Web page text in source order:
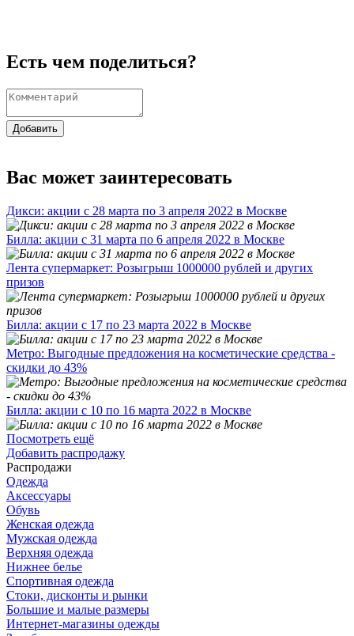
Есть чем поделиться?
Добавить
Вас может заинтересовать
Дикси: акции с 28 марта по 3 апреля 2022 в Москве
Билла: акции с 31 марта по 6 апреля 2022 в Москве
Лента супермаркет: Розыгрыш 1000000 рублей и других
призов
Билла: акции с 17 по 23 марта 2022 в Москве
Метро: Выгодные предложения на косметические средства -
скидки до 43%
Билла: акции с 10 по 16 марта 2022 в Москве
Посмотреть ещё
Добавить распродажу
Распродажи
Одежда
Аксессуары
Обувь
Женская одежда
Мужская одежда
Верхняя одежда
Нижнее белье
Спортивная одежда
Стоки, дисконты и рынки
Большие и малые размеры
Интернет-магазины одежды